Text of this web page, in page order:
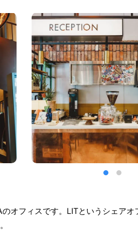
オフィスです。LITというシェア